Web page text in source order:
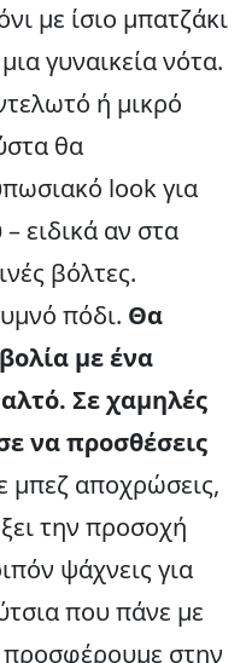
με ίσιο μπατζάκι
γυναικεία νότα.
ή μικρό
θα
look για
ειδικά αν στα
βόλτες.
πόδι. Θα
με ένα
Σε χαμηλές
να προσθέσεις
μπεζ αποχρώσεις,
την προσοχή
ψάχνεις για
που πάνε με
προσφέρουμε στην